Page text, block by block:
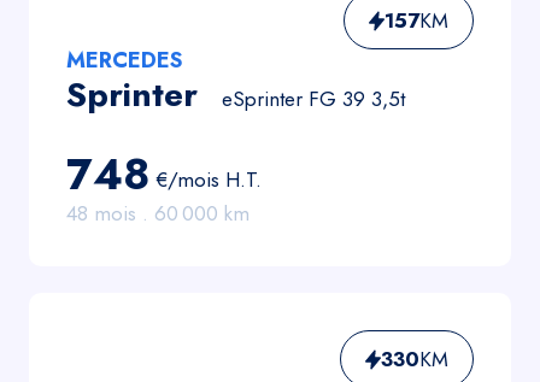
157KM
MERCEDES
Sprinter eSprinter FG 39 3,5t
748 €/mois H.T.
48 mois . 60 000 km
330KM